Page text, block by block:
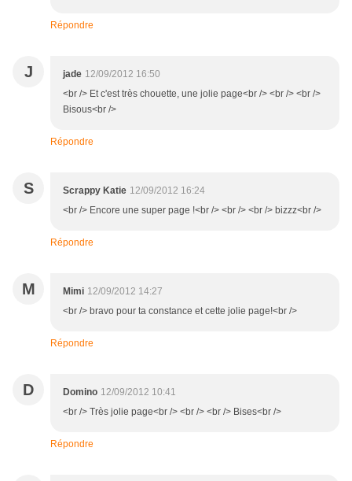
Répondre
J jade 12/09/2012 16:50
<br /> Et c'est très chouette, une jolie page<br /> <br /> <br />
Bisous<br />
Répondre
S Scrappy Katie 12/09/2012 16:24
<br /> Encore une super page !<br /> <br /> <br /> bizzz<br />
Répondre
M Mimi 12/09/2012 14:27
<br /> bravo pour ta constance et cette jolie page!<br />
Répondre
D Domino 12/09/2012 10:41
<br /> Très jolie page<br /> <br /> <br /> Bises<br />
Répondre